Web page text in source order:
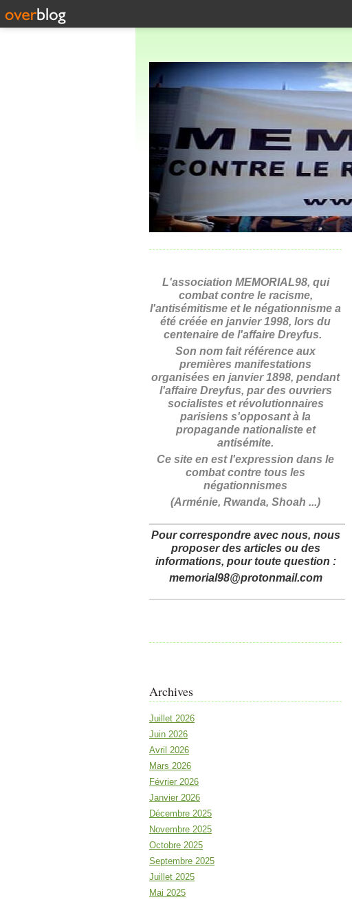
L'association MEMORIAL98, qui
combat contre le racisme,
l'antisémitisme et le négationnisme a
été créée en janvier 1998, lors du
centenaire de l'affaire Dreyfus.
Son nom fait référence aux
premières manifestations
organisées en janvier 1898, pendant
l'affaire Dreyfus, par des ouvriers
socialistes et révolutionnaires
parisiens s'opposant à la
propagande nationaliste et
antisémite.
Ce site en est l'expression dans le
combat contre tous les
négationnismes
(Arménie, Rwanda, Shoah ...)
Pour correspondre avec nous, nous
proposer des articles ou des
informations, pour toute question :
memorial98@protonmail.com
Archives
Juillet 2026
Juin 2026
Avril 2026
Mars 2026
Février 2026
Janvier 2026
Décembre 2025
Novembre 2025
Octobre 2025
Septembre 2025
Juillet 2025
Mai 2025